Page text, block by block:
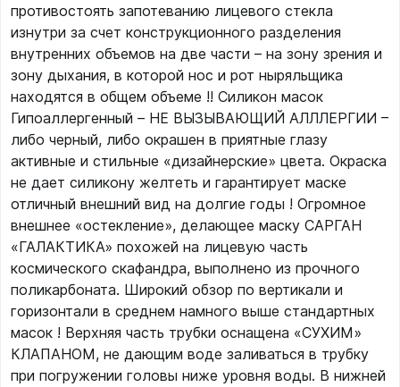
противостоять запотеванию лицевого стекла
изнутри за счет конструкционного разделения
внутренних объемов на две части – на зону зрения и
зону дыхания, в которой нос и рот ныряльщика
находятся в общем объеме !! Силикон масок
Гипоаллергенный – НЕ ВЫЗЫВАЮЩИЙ АЛЛЛЕРГИИ –
либо черный, либо окрашен в приятные глазу
активные и стильные «дизайнерские» цвета. Окраска
не дает силикону желтеть и гарантирует маске
отличный внешний вид на долгие годы ! Огромное
внешнее «остекление», делающее маску САРГАН
«ГАЛАКТИКА» похожей на лицевую часть
космического скафандра, выполнено из прочного
поликарбоната. Широкий обзор по вертикали и
горизонтали в среднем намного выше стандартных
масок ! Верхняя часть трубки оснащена «СУХИМ»
КЛАПАНОМ, не дающим воде заливаться в трубку
при погружении головы ниже уровня воды. В нижней